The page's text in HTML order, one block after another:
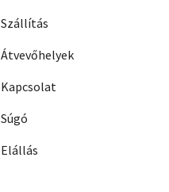
Szállítás
Átvevőhelyek
Kapcsolat
Súgó
Elállás